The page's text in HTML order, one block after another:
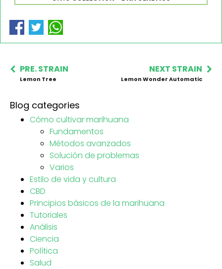
PRE. STRAIN
Lemon Tree
NEXT STRAIN
Lemon Wonder Automatic
Blog categories
Cómo cultivar marihuana
Fundamentos
Métodos avanzados
Solución de problemas
Varios
Estilo de vida y cultura
CBD
Principios básicos de la marihuana
Tutoriales
Análisis
Ciencia
Política
Salud